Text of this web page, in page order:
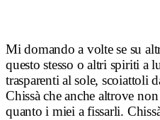
Mi domando a volte se su
questo stesso o altri spiriti a
trasparenti al sole, scoiattoli
Chissà che anche altrove
quanto i miei a fissarli.